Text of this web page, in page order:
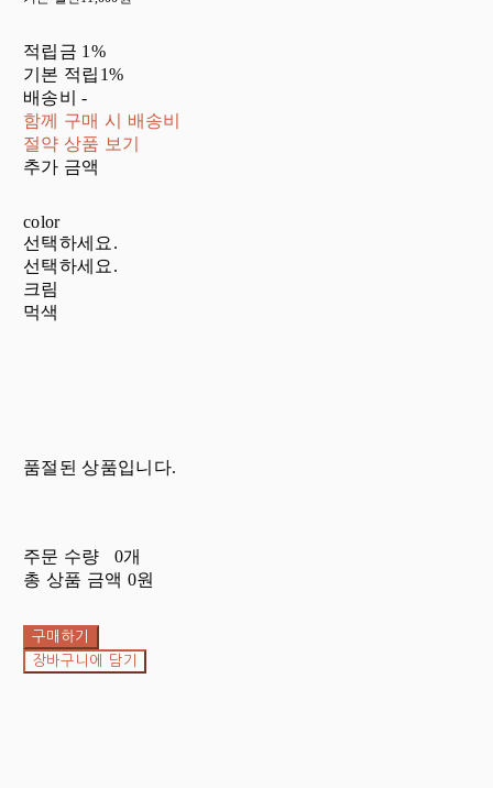
적립금 1%
기본 적립 1%
배송비-
함께 구매 시 배송비
절약 상품 보기
추가 금액
color
선택하세요.
선택하세요.
크림
먹색
품절된 상품입니다.
주문 수량
0개
총 상품 금액 0원
구매하기
장바구니에 담기